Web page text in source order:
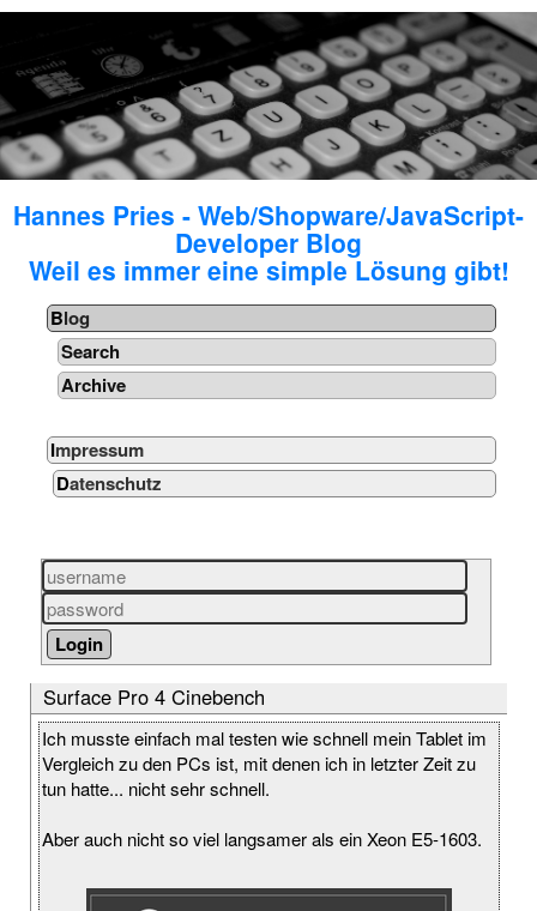
Hannes Pries - Web/Shopware/JavaScript-
Developer Blog
Weil es immer eine simple Lösung gibt!
Blog
Search
Archive
Impressum
Datenschutz
Surface Pro 4 Cinebench
Ich musste einfach mal testen wie schnell mein Tablet im
Vergleich zu den PCs ist, mit denen ich in letzter Zeit zu
tun hatte... nicht sehr schnell.
Aber auch nicht so viel langsamer als ein Xeon E5-1603.